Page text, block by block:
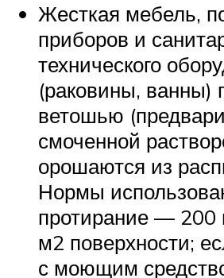
Жесткая мебель,
приборов и
технического
(раковины, ванны)
ветошью
смоченной
орошаются из
Нормы
протирание — 200
м2 поверхности;
с моющим